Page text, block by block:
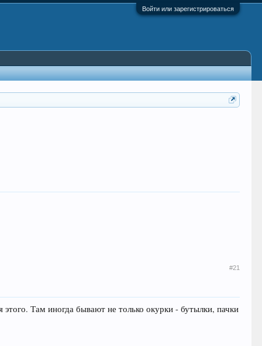
Войти или зарегистрироваться
#21
Там иногда бывают не только окурки - бутылки, пачки